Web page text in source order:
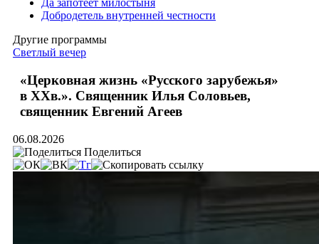
Да запотеет милостыня
Добродетель внутренней честности
Другие программы
Светлый вечер
«Церковная жизнь «Русского зарубежья»
в ХХв.». Священник Илья Соловьев,
священник Евгений Агеев
06.08.2026
Поделиться